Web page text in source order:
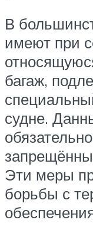
В
имеют при
багаж,
судне.
Эти меры
борьбы с